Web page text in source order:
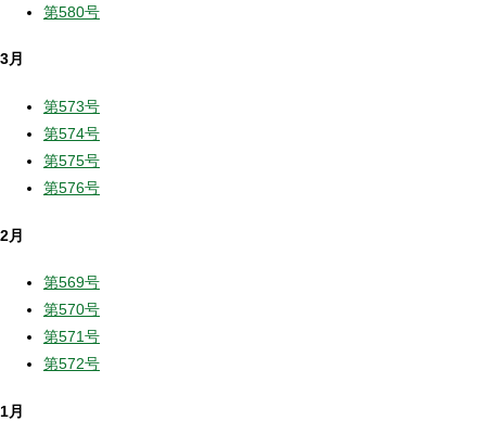
第580号
3月
第573号
第574号
第575号
第576号
2月
第569号
第570号
第571号
第572号
1月